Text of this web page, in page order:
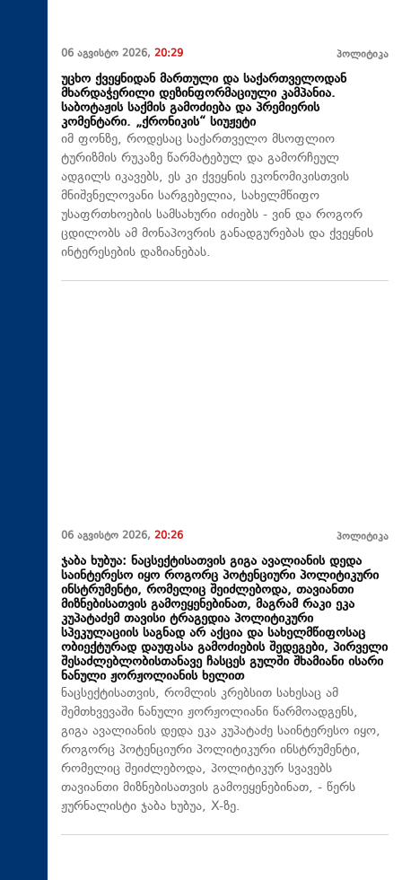
06 აგვისტო 2026, 20:29 პოლიტიკა
უცხო ქვეყნიდან მართული და საქართველოდან
მხარდაჭერილი დეზინფორმაციული კამპანია.
საბოტაჟის საქმის გამოძიება და პრემიერის
კომენტარი. „ქრონიკის“ სიუჟეტი
იმ ფონზე, როდესაც საქართველო მსოფლიო
ტურიზმის რუკაზე წარმატებულ და გამორჩეულ
ადგილს იკავებს, ეს კი ქვეყნის ეკონომიკისთვის
მნიშვნელოვანი სარგებელია, სახელმწიფო
უსაფრთხოების სამსახური იძიებს - ვინ და როგორ
ცდილობს ამ მონაპოვრის განადგურებას და ქვეყნის
ინტერესების დაზიანებას.
06 აგვისტო 2026, 20:26 პოლიტიკა
ჯაბა ხუბუა: ნაცსექტისათვის გიგა ავალიანის დედა
საინტერესო იყო როგორც პოტენციური პოლიტიკური
ინსტრუმენტი, რომელიც შეიძლებოდა, თავიანთი
მიზნებისათვის გამოეყენებინათ, მაგრამ რაკი ეკა
კუპატაძემ თავისი ტრაგედია პოლიტიკური
სპეკულაციის საგნად არ აქცია და სახელმწიფოსაც
ობიექტურად დაუფასა გამოძიების შედეგები, პირველი
შესაძლებლობისთანავე ჩასცეს გულში შხამიანი ისარი
ნანული ჟორჟოლიანის ხელით
ნაცსექტისათვის, რომლის კრებსით სახესაც ამ
შემთხვევაში ნანული ჟორჟოლიანი წარმოადგენს,
გიგა ავალიანის დედა ეკა კუპატაძე საინტერესო იყო,
როგორც პოტენციური პოლიტიკური ინსტრუმენტი,
რომელიც შეიძლებოდა, პოლიტიკურ სვავებს
თავიანთი მიზნებისათვის გამოეყენებინათ, - წერს
ჟურნალისტი ჯაბა ხუბუა, X-ზე.